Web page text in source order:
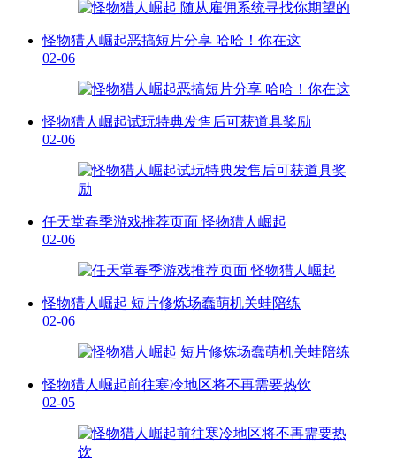
怪物猎人崛起恶搞短片分享 哈哈！你在这
02-06
怪物猎人崛起试玩特典发售后可获道具奖励
02-06
任天堂春季游戏推荐页面 怪物猎人崛起
02-06
怪物猎人崛起 短片修炼场蠢萌机关蛙陪练
02-06
怪物猎人崛起前往寒冷地区将不再需要热饮
02-05